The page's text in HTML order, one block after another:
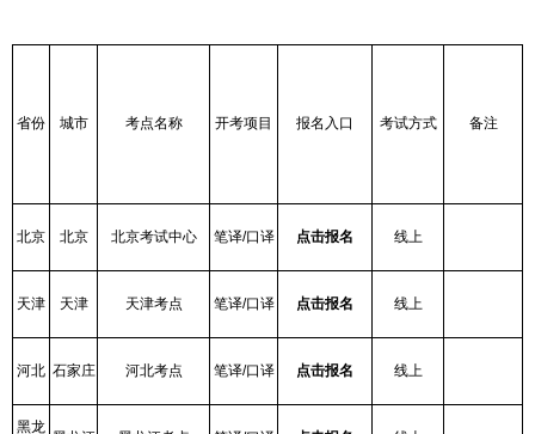
省份 城市 考点名称 开考项目 报名入口 考试方式 备注
北京 北京 北京考试中心 笔译/口译 点击报名 线上
天津 天津 天津考点 笔译/口译 点击报名 线上
河北 石家庄 河北考点 笔译/口译 点击报名 线上
黑龙